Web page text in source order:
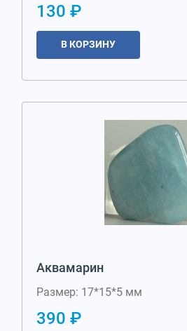
130 ₽
В КОРЗИНУ
Аквамарин
Размер: 17*15*5 мм
390 ₽